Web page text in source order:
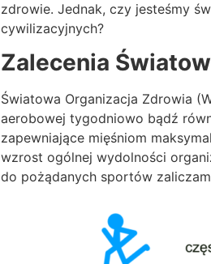
zdrowie. Jednak, czy jesteśmy
cywilizacyjnych?
Zalecenia
Światowa Organizacja Zdrowia
aerobowej tygodniowo bądź
zapewniające mięśniom
wzrost ogólnej wydolności
do pożądanych sportów